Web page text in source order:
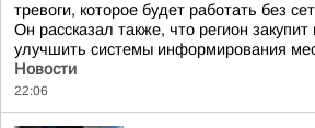
тревоги, которое будет работать без
Он рассказал также, что регион
улучшить системы информирования
Новости
22:06